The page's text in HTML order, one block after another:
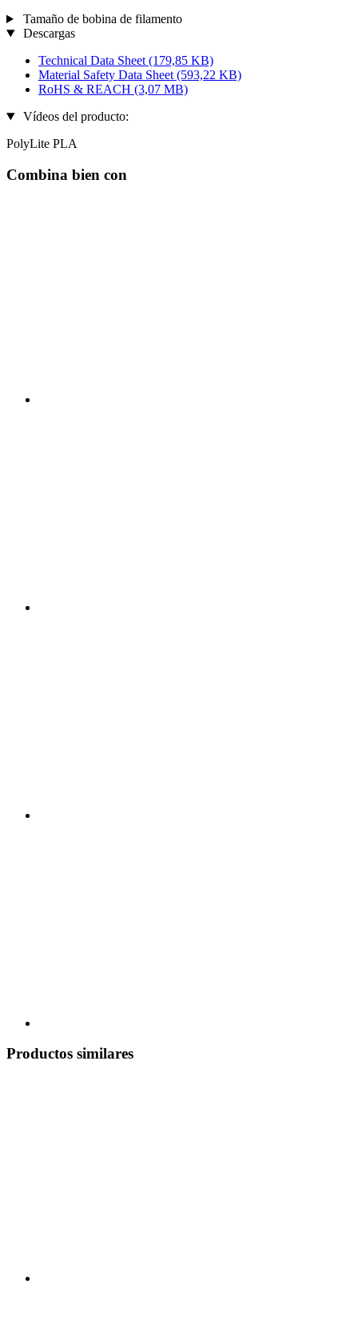
Tamaño de bobina de filamento
Descargas
Technical Data Sheet (179,85 KB)
Material Safety Data Sheet (593,22 KB)
RoHS & REACH (3,07 MB)
Vídeos del producto:
PolyLite PLA
Combina bien con
Productos similares